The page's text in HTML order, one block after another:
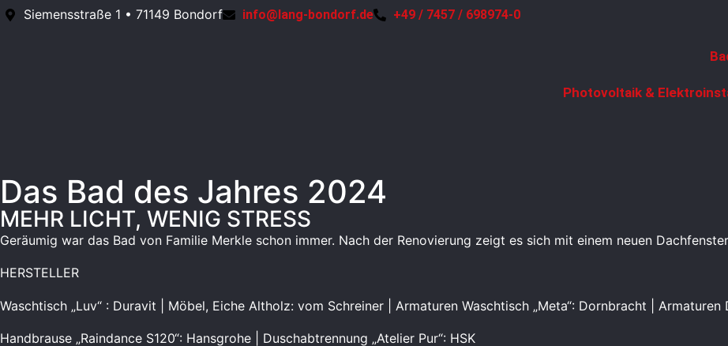
Siemensstraße 1 • 71149 Bondorf info@lang-bondorf.de +49 / 7457 / 698974-0
Photovoltaik &
Das Bad des Jahres 2024
MEHR LICHT, WENIG STRESS
Geräumig war das Bad von Familie Merkle schon immer. Nach der Renovierung zeigt es sich mit einem neuen
HERSTELLER
Waschtisch „Luv“ : Duravit | Möbel, Eiche Altholz: vom Schreiner | Armaturen Waschtisch „Meta“: Dornbracht | Armaturen
Handbrause „Raindance S120“: Hansgrohe | Duschabtrennung „Atelier Pur“: HSK